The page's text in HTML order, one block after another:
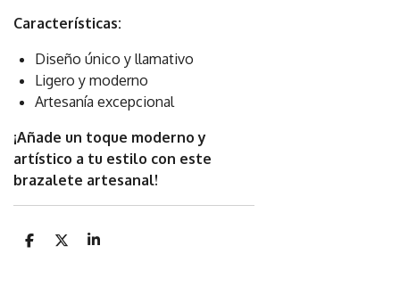
Características:
Diseño único y llamativo
Ligero y moderno
Artesanía excepcional
¡Añade un toque moderno y
artístico a tu estilo con este
brazalete artesanal!
C
C
C